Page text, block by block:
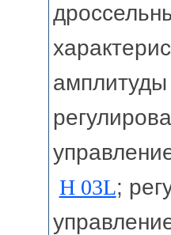
H 03L;